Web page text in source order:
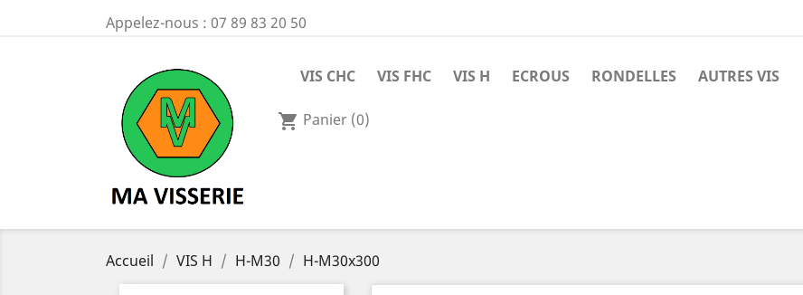
Appelez-nous : 07 89 83 20 50
VIS CHC VIS FHC VIS H ECROUS RONDELLES AUTRES VIS
shopping_cart Panier (0)
Accueil VIS H H-M30 H-M30x300